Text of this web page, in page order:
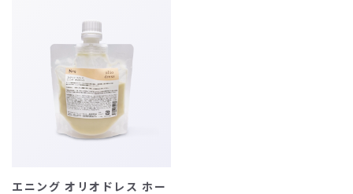
エニング オリオドレス ホー